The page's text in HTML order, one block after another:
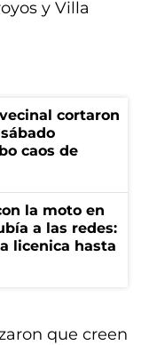
y Villa
cortaron
caos de
la moto en
a las redes:
licenica hasta
que creen